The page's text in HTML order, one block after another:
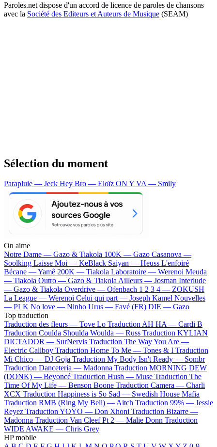
Paroles.net dispose d'un accord de licence de paroles de chansons
avec la Société des Editeurs et Auteurs de Musique (SEAM)
Sélection du moment
Parapluie — Jeck Hey Bro — Eloïz ON Y VA — Smily
On aime
Notre Dame — Gazo & Tiakola 100K — Gazo Casanova —
Soolking Laisse Moi — KeBlack Saiyan — Heuss L'enfoiré
Bécane —Yamê 200K — Tiakola Laboratoire — Werenoi Meuda
— Tiakola Outro — Gazo & TiakolaAilleurs — Josman Interlude
— Gazo & Tiakola Overdrive — Ofenbach 1 2 3 4 — ZOKUSH
La League — Werenoi Celui qui part — Joseph Kamel Nouvelles
— PLK No love — Ninho Urus — Favé (FR) DIE — Gazo
Top traduction
Traduction des fleurs — Tove Lo Traduction AH HA — Cardi B
Traduction Coulda Shoulda Woulda — Russ Traduction KYLIAN
DICTADOR — SurNervis Traduction The Way You Are —
Electric Callboy Traduction Home To Me — Tones & I Traduction
Mi Chico — DJ Goja Traduction My Body Isn't Ready — Sombr
Traduction Danceteria — Madonna Traduction MORNING DEW
(DONK) — Beyoncé Traduction Hush — Muse Traduction The
Time Of My Life — Benson Boone Traduction Camera — Charli
XCX Traduction Happiness is So Sad — Swedish House Mafia
Traduction RMB (Ring My Bell) —Aitch Traduction 99% — Jessie
Reyez Traduction YOYO — Don Xhoni Traduction Bizarre —
Madonna Traduction Van Cleef Pt 2 — Malie Donn Traduction
WIDE AWAKE — Chris Grey
HP mobile